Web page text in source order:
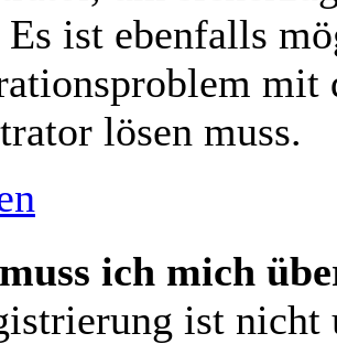
ist ebenfalls
mit
lösen muss.
ich mich
ist